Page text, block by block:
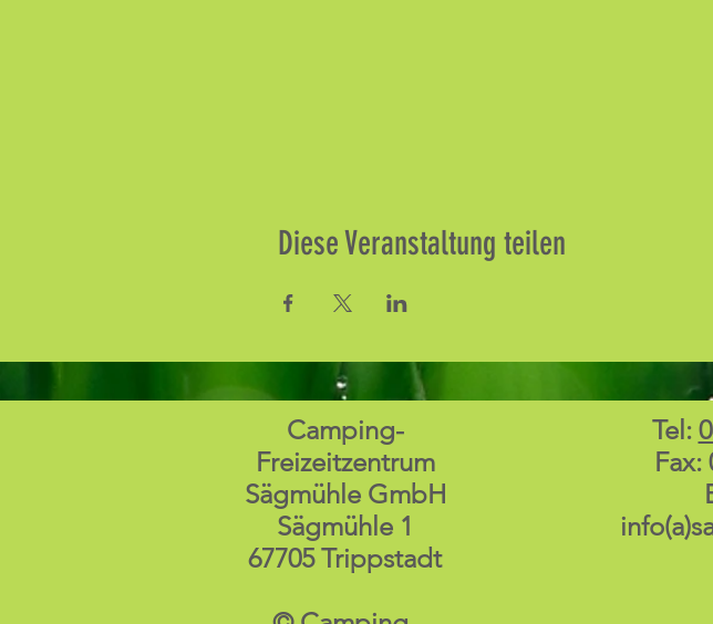
Diese Veranstaltung teilen
Camping-
Freizeitzentrum
Sägmühle GmbH
Sägmühle 1
67705 Trippstadt
Tel:
Fax: